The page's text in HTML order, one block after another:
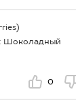
Шоколадный
0